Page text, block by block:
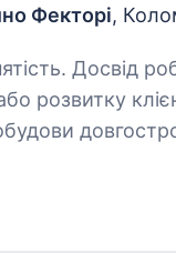
Фекторі,
роботи від 1 року.
Успішний досвід у веденні
довгострокових